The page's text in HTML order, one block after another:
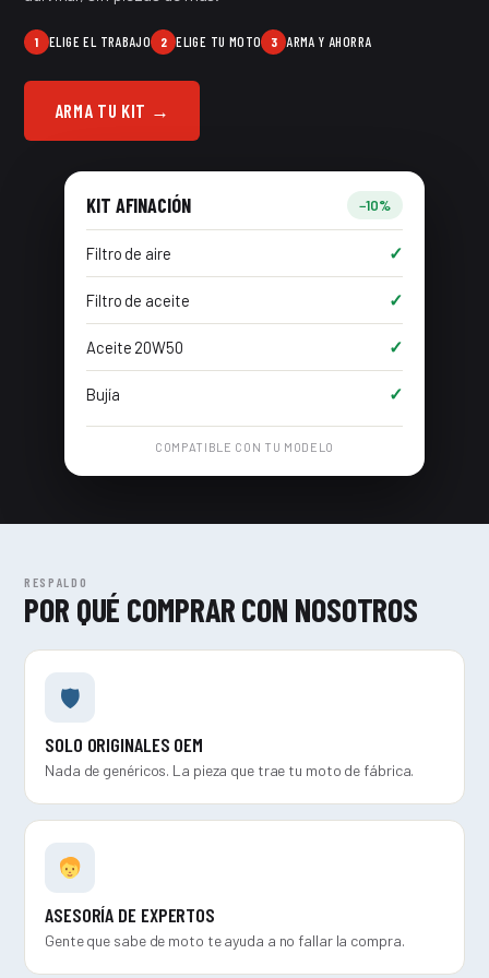
Pulsar NS160 Carburada · despiece
Pulsar NS200 Carburada · despiece
Pulsar NS400Z · despiece
Pulsar RS200ABS · despiece
V12 · despiece
V15 · despiece
1 ELIGE EL TRABAJO 2 ELIGE TU MOTO 3 ARMA Y AHORRA
ARMA TU KIT →
KIT AFINACIÓN −10%
Filtro de aire ✓
Filtro de aceite ✓
Aceite 20W50 ✓
Bujía ✓
COMPATIBLE CON TU MODELO
RESPALDO
POR QUÉ COMPRAR CON NOSOTROS
🛡
SOLO ORIGINALES OEM
Nada de genéricos. La pieza que trae tu moto de fábrica.
ASESORÍA DE EXPERTOS
Gente que sabe de moto te ayuda a no fallar la compra.